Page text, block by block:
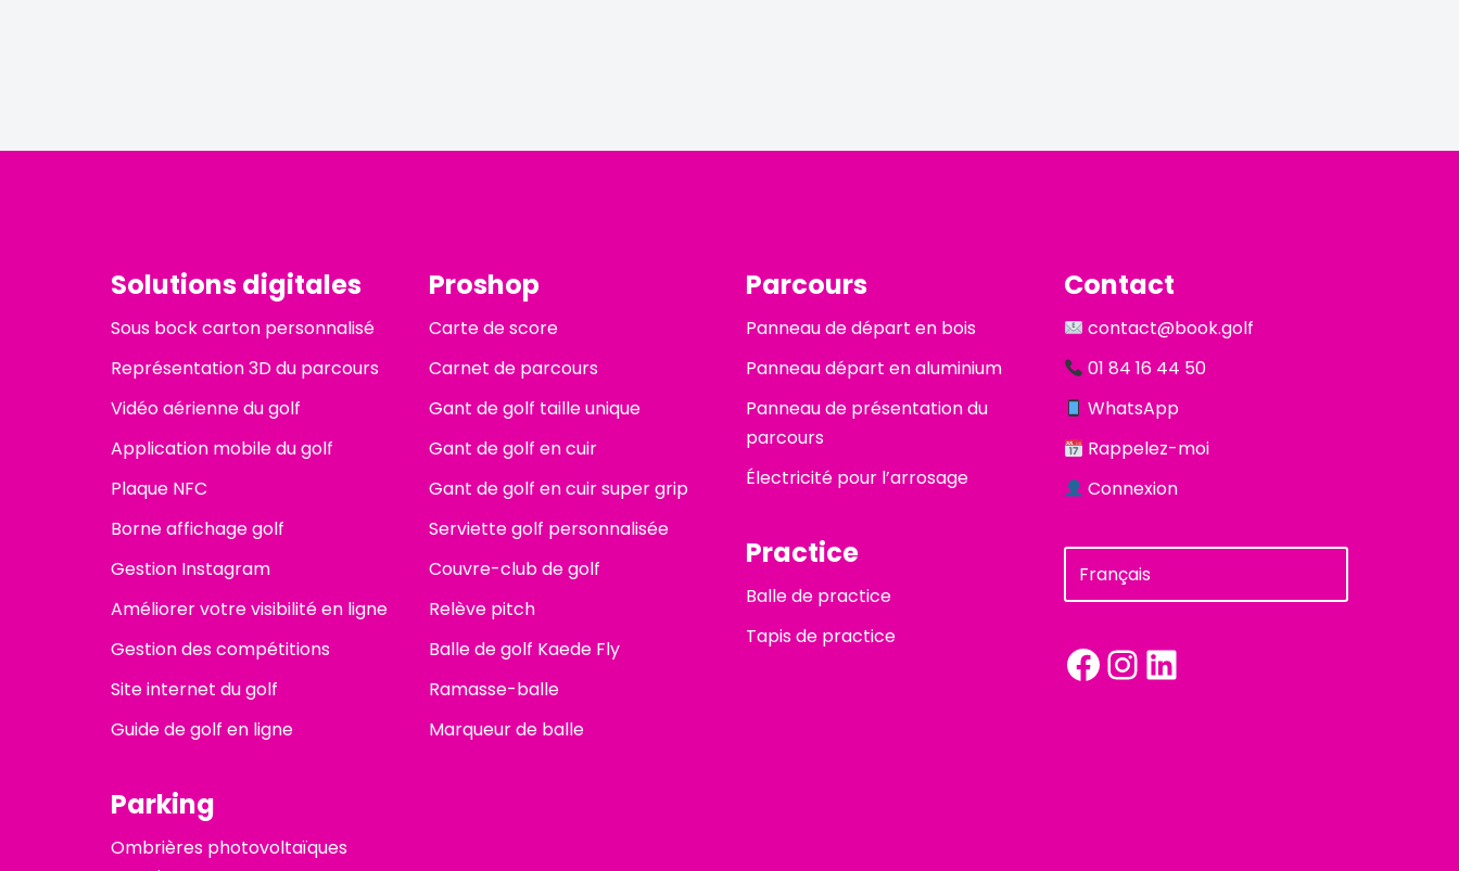
Solutions digitales
Sous bock carton personnalisé
Représentation 3D du parcours
Vidéo aérienne du golf
Application mobile du golf
Plaque NFC
Borne affichage golf
Gestion Instagram
Améliorer votre visibilité en ligne
Gestion des compétitions
Site internet du golf
Guide de golf en ligne
Parking
Ombrières photovoltaïques
Proshop
Carte de score
Carnet de parcours
Gant de golf taille unique
Gant de golf en cuir
Gant de golf en cuir super grip
Serviette golf personnalisée
Couvre-club de golf
Relève pitch
Balle de golf Kaede Fly
Ramasse-balle
Marqueur de balle
Parcours
Panneau de départ en bois
Panneau départ en aluminium
Panneau de présentation du
parcours
Électricité pour l’arrosage
Practice
Balle de practice
Tapis de practice
Contact
contact@book.golf
01 84 16 44 50
WhatsApp
Rappelez-moi
Connexion